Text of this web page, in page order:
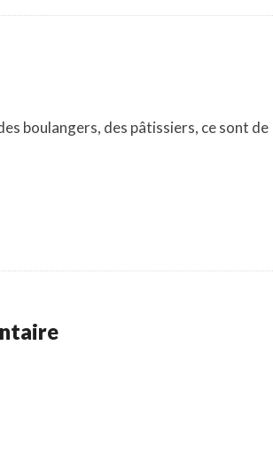
boulangers, des pâtissiers, ce sont de